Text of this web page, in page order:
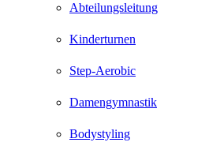
Abteilungsleitung
Kinderturnen
Step-Aerobic
Damengymnastik
Bodystyling